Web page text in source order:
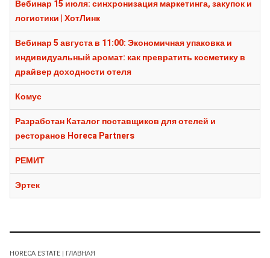
Вебинар 15 июля: синхронизация маркетинга, закупок и
логистики | ХотЛинк
Вебинар 5 августа в 11:00: Экономичная упаковка и
индивидуальный аромат: как превратить косметику в
драйвер доходности отеля
Комус
Разработан Каталог поставщиков для отелей и
ресторанов Horeca Partners
РЕМИТ
Эртек
HORECA ESTATE | ГЛАВНАЯ